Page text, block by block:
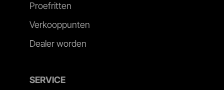
Proefritten
Verkooppunten
Dealer worden
SERVICE